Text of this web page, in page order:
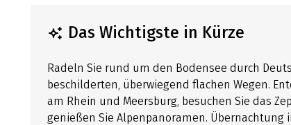
Das Wichtigste in Kürze
Radeln Sie rund um den Bodensee durch
beschilderten, überwiegend flachen Wegen.
am Rhein und Meersburg, besuchen Sie das
genießen Sie Alpenpanoramen.